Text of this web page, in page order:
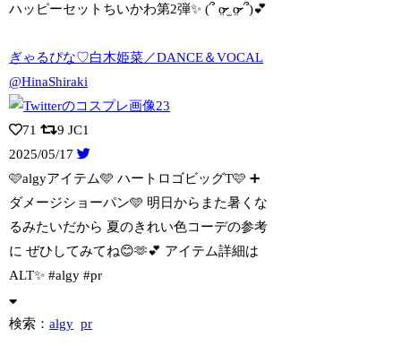
ハッピーセットちいかわ第2弾✨️ (՞ o̴̶̷̤ ̫ o̴̶̷̤ ՞)︎💕︎
ぎゃるぴな♡白木姫菜／DANCE＆VOCAL
@HinaShiraki
71 9 JC1
2025/05/17
🩷algyアイテム🩵 ハートロゴビッグT🩷 ➕
ダメージショーパン🩵 明日からまた暑くな
るみたいだから 夏のきれい色コーデの参考
に ぜひしてみてね😊🫶💕︎︎ アイテム詳細は
ALT✨️ #algy #pr
検索：algy pr